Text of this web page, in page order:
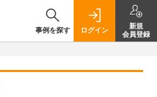
事例を探す ログイン
新規
会員登録